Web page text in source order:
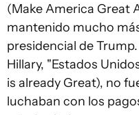
(Make America Great
mantenido mucho
presidencial de
Hillary, "Estados
is already Great), no
luchaban con los